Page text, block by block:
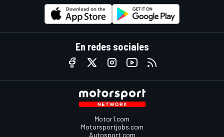
En redes sociales
Motor1.com
Motorsportjobs.com
Autosport.com